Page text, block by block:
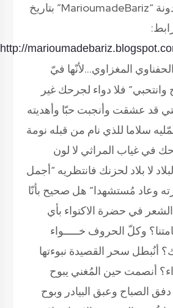
(المصدر: مدونة “MarioumadeBariz” بتاريخ
http://
المغزاوي…لأنّها فيّ
فلا دواء لجرحك غير
قد عشقت وأنجبت حبّا وأهديته
سلاما للذي نام من قبله نومة
في غياب المراثي لا لون
لا بلاد لحزنك فانتظريه “أجمل
وعاد مُستشهدا” هل صحيح بأنّا
الشعر في حضرة الاكتواء بأي
وكلّ الحروف خـــــواء
سحر القصيدة نبوءتها
أنصمت حين المُغني يبوح
الصباح وعبق البيادر وبوح